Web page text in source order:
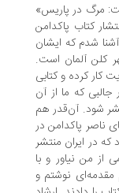
در پاریس»
پاکدامن
که ایشان
است.
و کتابی
ما از آن
آن‌قدر هم
در
منتشر
و با
نوشتم و